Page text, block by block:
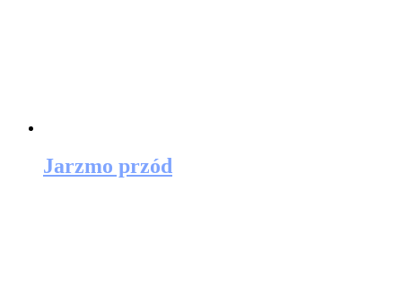
Jarzmo przód